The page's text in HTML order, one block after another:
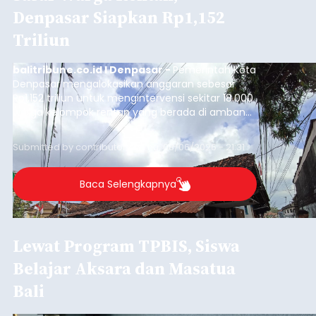
Denpasar Siapkan Rp1,152
Triliun
balitribune.co.id I Denpasar - Pemerintah Kota
Denpasar mengalokasikan anggaran sebesar
Rp1,152 triliun untuk mengintervensi sekitar 18.000
warga kelompok rentan yang berada di ambang
garis kemiskinan. Langkah strategis ini diambil
guna menjaga masyarakat yang berada pada
kelompok desil 5 dan 6 tersebut agar tidak
merosot ke kategori miskin.
Submitted by contributor Thu, 08/06/2026 - 21:31
Baca Selengkapnya
Lewat Program TPBIS, Siswa
Belajar Aksara dan Masatua
Bali